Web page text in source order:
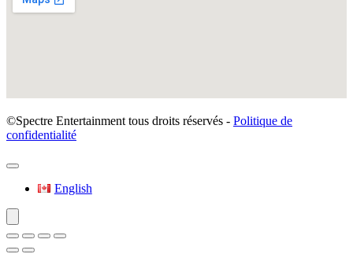
©Spectre Entertainment tous droits réservés - Politique de
confidentialité
English